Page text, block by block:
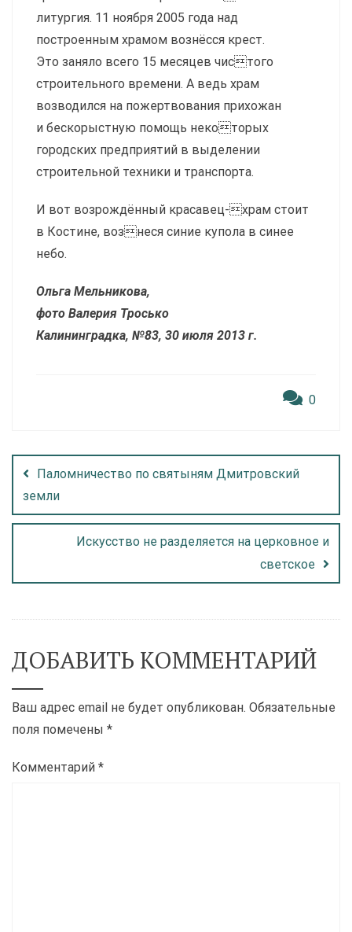
литургия. 11 ноября 2005 года над
построенным храмом вознёсся крест.
Это заняло всего 15 месяцев чистого
строительного времени. А ведь храм
возводился на пожертвования прихожан
и бескорыстную помощь некоторых
городских предприятий в выделении
строительной техники и транспорта.
И вот возрождённый красавец-храм стоит
в Костине, вознеся синие купола в синее
небо.
Ольга Мельникова,
фото Валерия Тросько
Калининградка, №83, 30 июля 2013 г.
0
Паломничество по святыням Дмитровский
земли
Искусство не разделяется на церковное и
светское
ДОБАВИТЬ КОММЕНТАРИЙ
Ваш адрес email не будет опубликован. Обязательные
поля помечены *
Комментарий *